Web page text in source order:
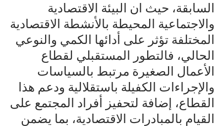
السابقة، حيث ان البيئة الاقتصادية
والاجتماعية المحيطة بالأنشطة الاقتصادية
المختلفة تؤثر على أدائها الكمي والنوعي
الحالي، فالتطور المستقبلي لقطاع
الأعمال الصغيرة مرتبط بالسياسات
والإجراءات الكفيلة باستقلالية ودعم هذا
القطاع، إضافة لتحفيز أفراد المجتمع على
القيام بالمبادرات الاقتصادية، بما يضمن